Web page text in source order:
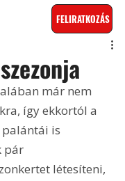
FELIRATKOZÁS
már nem
így ekkortól a
palántái is
pár
létesíteni,